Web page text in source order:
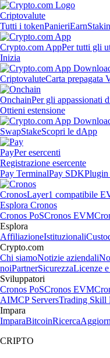
Criptovalute
Tutti i tokenPanieriEarn
Crypto.com AppPer tutti gli
Inizia
CriptovaluteCarta prepagata
OnchainPer gli appassionati
Ottieni estensione
SwapStakeScopri le dApp
PayPer esercenti
Registrazione esercente
Pay TerminalPay SDKPlugin
CronosLayer1 compatibile
Esplora Cronos
Cronos PoSCronos EVM
Esplora
AffiliazioneIstituzionali
Crypto.com
Chi siamoNotizie aziendali
noiPartnerSicurezzaLicenze
Sviluppatori
Cronos PoSCronos EVM
AIMCP ServersTrading Skill
Impara
ImparaBitcoinRicerca
CRIPTO